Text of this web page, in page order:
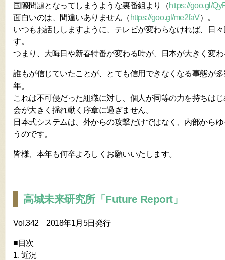
国際問題となってしまうような裏番組より（https://goo.gl/
面白いのは、間違いありません（ https://goo.gl/me2faV）。
いつもお話ししますように、テレビが変わらなければ、日
す。
つまり、大晦日や新春特番が変わる時が、日本が大きく変
誰もが信じていたことが、とても信用できなくなる事態が
年。
これは不可侵だった組織に対し、個人が同等の力を持ちは
会が大きく揺れ動く序章に過ぎません。
日本式システムは、外からの攻撃だけではなく、内部から
うのです。
皆様、本年も何卒よろしくお願いいたします。
高城未来研究所「Future Report」
Vol.342 2018年1月5日発行
■目次
1. 近況